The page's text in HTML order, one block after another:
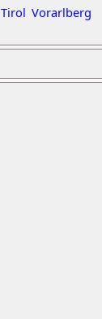
Tirol Vorarlberg